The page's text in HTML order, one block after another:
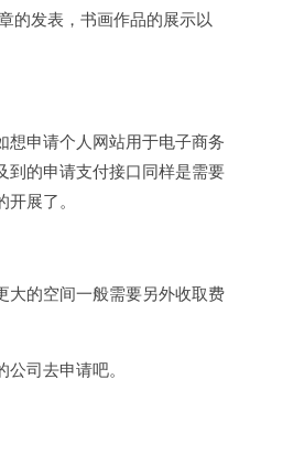
的发表，书画作品的展示以
想申请个人网站用于电子商务
到的申请支付接口同样是需要
展了。
大的空间一般需要另外收取费
司去申请吧。